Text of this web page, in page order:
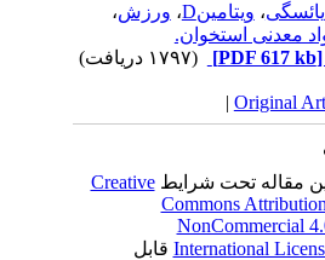
،ویتامینD ،ورزش،
معدنی استخوان.
Original
|
مقاله تحت شرایطCreative
Commons
NonCommercial
Internationalقابل